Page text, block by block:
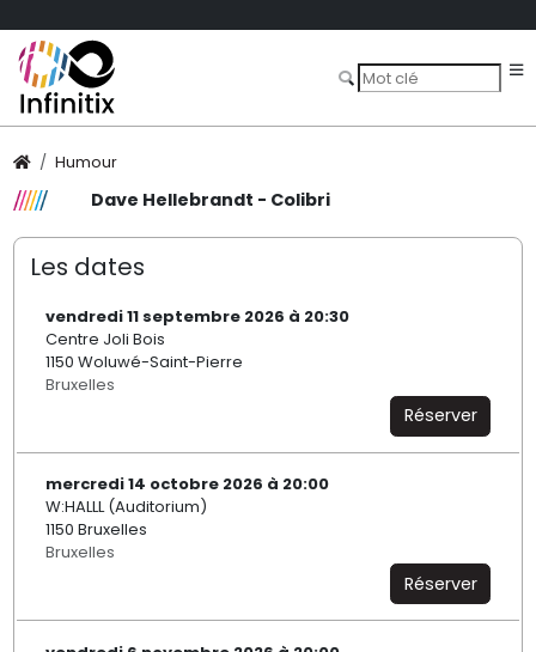
Humour
Dave Hellebrandt - Colibri
Les dates
vendredi 11 septembre 2026 à 20:30
Centre Joli Bois
1150 Woluwé-Saint-Pierre
Bruxelles
Réserver
mercredi 14 octobre 2026 à 20:00
W:HALLL (Auditorium)
1150 Bruxelles
Bruxelles
Réserver